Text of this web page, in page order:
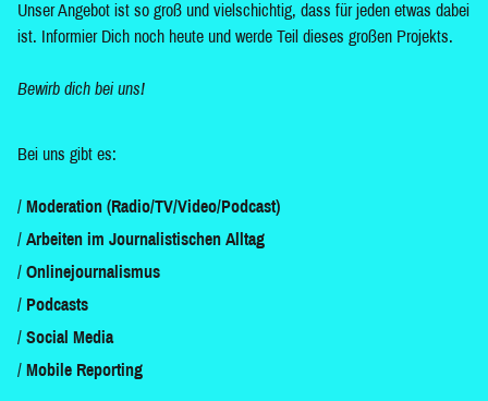
Unser Angebot ist so groß und vielschichtig, dass für jeden etwas dabei
ist. Informier Dich noch heute und werde Teil dieses großen Projekts.
Bewirb dich bei uns!
Bei uns gibt es:
Moderation (Radio/TV/Video/Podcast)
Arbeiten im Journalistischen Alltag
Onlinejournalismus
Podcasts
Social Media
Mobile Reporting